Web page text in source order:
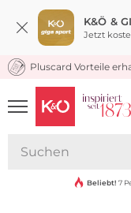
K&Ö &
Jetzt
Pluscard Vorteile
UNSERE APP
CLICK &
Beliebt! 7